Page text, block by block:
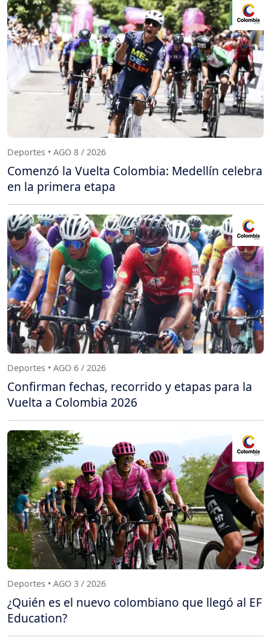
Deportes • AGO 8 / 2026
Comenzó la Vuelta Colombia: Medellín celebra
en la primera etapa
Deportes • AGO 6 / 2026
Confirman fechas, recorrido y etapas para la
Vuelta a Colombia 2026
Deportes • AGO 3 / 2026
¿Quién es el nuevo colombiano que llegó al EF
Education?